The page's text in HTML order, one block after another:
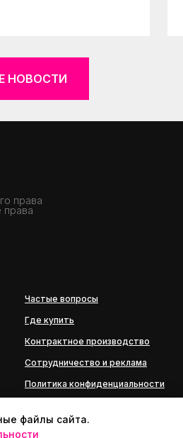
файлы сайта.
НОВОСТИ
права
права
Частые вопросы
Где купить
Контрактное производство
Сотрудничество и реклама
Политика конфиденциальности